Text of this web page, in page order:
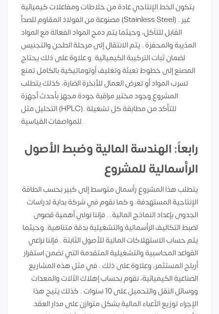
يتكون الخط الإنتاجي عادة من خلاطات ومفاعلات كيميائية
مصنوعة من الفولاذ المقاوم للصدأ (Stainless Steel) . غير
القابل للتآكل، وحيثما يتم دمج المواد الفعالة مع المواد
المذيبة والمحفزة . يتم الانتقال إلى مرحلة الطحن والتجنيس
لضمان ثبات التركيبة الكيميائية. و علاوة على ذلك يحتاج
المصنع إلى خطوط تعبئة وتغليف أوتوماتيكية بالكامل تمنع
تسرب المواد أو تعرض العمال للأبخرة الضارة، كذلك يتطلب
المشروع وجود مختبر مراقبة جودة مجهز بأحدث أجهزة
التحليل مثل (HPLC). للتأكد من مطابقة كل تشغيلة
للمواصفات القياسية.
رابعاً: الهندسة المالية وضبط الأصول
الرأسمالية للمشروع
يتطلب هذا المشروع رأسمال متوسط إلى كبير بحسب الطاقة
الإنتاجية المستهدفة، و كما نقوم في شركة بداية لدراسات
الجدوى بإعداد النماذج المالية. . فإننا نولي أهمية قصوى
لضبط التكاليف الرأسمالية والتشغيلية بدقة متناهية. وحيثما
يتم حساب الاستهلاكات المالية للأصول الثابتة . فإننا نراعي
القواعد المحاسبية والتشغيلية المتقدمة التي تضمن استقرار
أرباح المستثمر، وعلاوة على ذلك . في مثل هذه المشاريع
الصناعية الكيميائية، نقوم بحساب إهلاك الآلات والمعدات
ووسائل النقل والتحميل على 10 سنوات . كذلك يتيح هذا
الإجراء توزيع الأعباء المالية بشكل متوازن على مدار العقد.